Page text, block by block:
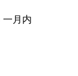
一月内